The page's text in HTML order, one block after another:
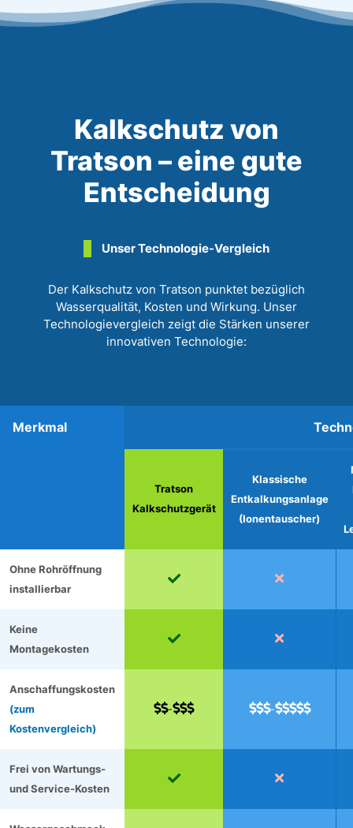
Kalkschutz von
Tratson – eine gute
Entscheidung
Unser Technologie-Vergleich
Der Kalkschutz von Tratson punktet bezüglich
Wasserqualität, Kosten und Wirkung. Unser
Technologievergleich zeigt die Stärken unserer
innovativen Technologie:
Merkmal
Tratson
Kalkschutzgerät
Klassische
Entkalkungsanlage
(Ionentauscher)
Ohne Rohröffnung
installierbar
 
Keine
Montagekosten
 
Anschaffungskosten
(zum
Kostenvergleich)
- -
Frei von Wartungs-
und Service-Kosten
 